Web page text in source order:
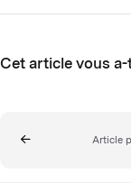
Cet article vous
Article